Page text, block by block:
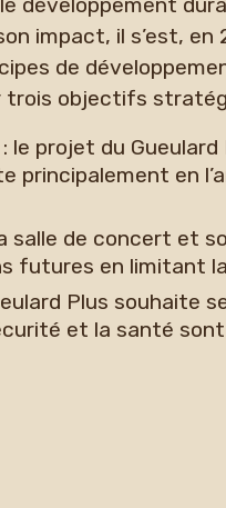
impact, il s’est, en
de
trois objectifs
le projet du Gueulard
principalement en
salle de concert et
futures en limitant
Plus souhaite
et la santé